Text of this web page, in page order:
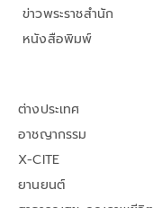
ข่าวพระราชสำนัก
หนังสือพิมพ์
ต่างประเทศ
อาชญากรรม
X-CITE
ยานยนต์